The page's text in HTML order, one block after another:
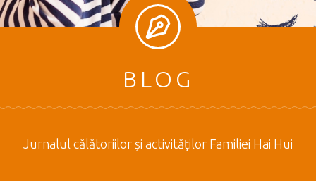
BLOG
Jurnalul călătoriilor şi activităţilor Familiei Hai Hui